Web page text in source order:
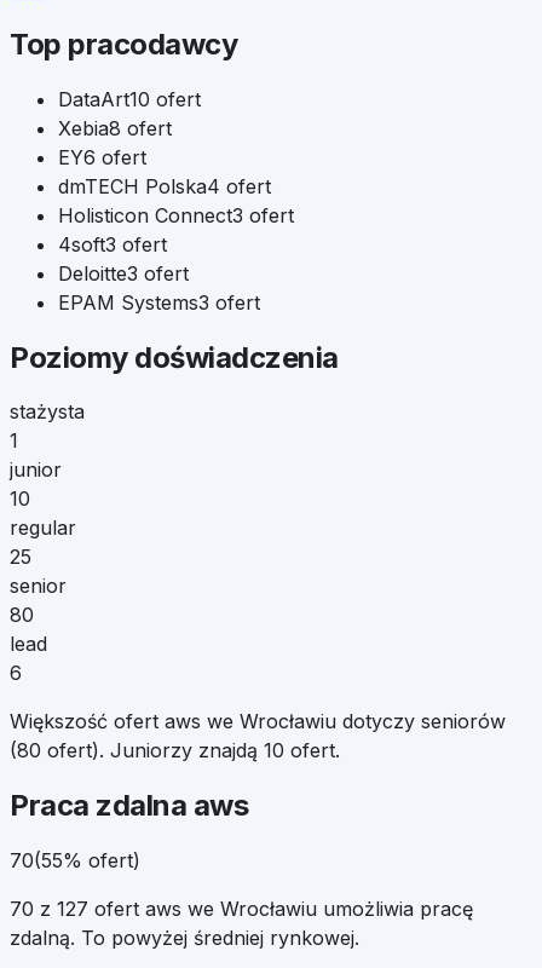
Top pracodawcy
DataArt10 ofert
Xebia8 ofert
EY6 ofert
dmTECH Polska4 ofert
Holisticon Connect3 ofert
4soft3 ofert
Deloitte3 ofert
EPAM Systems3 ofert
Poziomy doświadczenia
stażysta
1
junior
10
regular
25
senior
80
lead
6
Większość ofert aws we Wrocławiu dotyczy seniorów
(80 ofert). Juniorzy znajdą 10 ofert.
Praca zdalna aws
70(55% ofert)
70 z 127 ofert aws we Wrocławiu umożliwia pracę
zdalną. To powyżej średniej rynkowej.